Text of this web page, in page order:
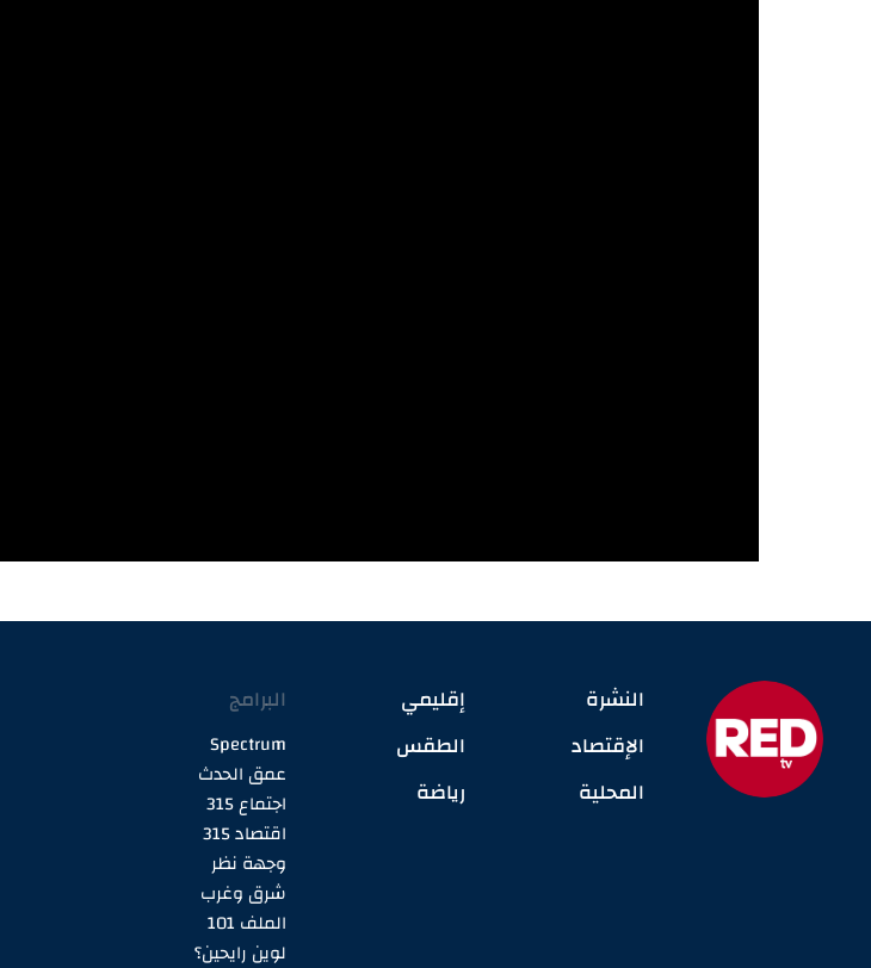
النشرة
الإقتصاد
المحلية
إقليمي
الطقس
رياضة
البرامج
Spectrum
عمق الحدث
اجتماع 315
اقتصاد 315
وجهة نظر
شرق وغرب
الملف 101
لوين رايحين؟